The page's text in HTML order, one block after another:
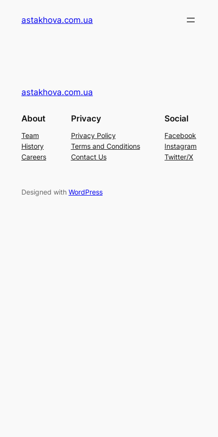
astakhova.com.ua
astakhova.com.ua
About
Team
History
Careers
Privacy
Privacy Policy
Terms and Conditions
Contact Us
Social
Facebook
Instagram
Twitter/X
Designed with WordPress